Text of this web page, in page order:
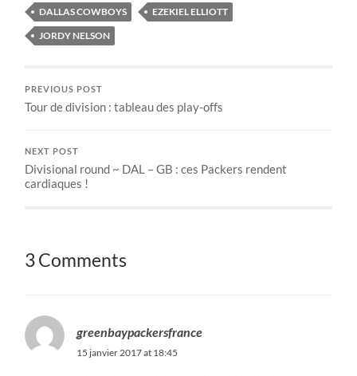
DALLAS COWBOYS
EZEKIEL ELLIOTT
JORDY NELSON
PREVIOUS POST
Tour de division : tableau des play-offs
NEXT POST
Divisional round ~ DAL – GB : ces Packers rendent
cardiaques !
3 Comments
greenbaypackersfrance
15 janvier 2017 at 18:45